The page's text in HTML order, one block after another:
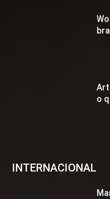
o
INTERNACIONAL